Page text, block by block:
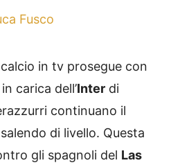
Fusco
in tv prosegue con
carica dell’Inter di
continuano il
di livello. Questa
gli spagnoli del Las